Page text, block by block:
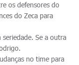
os defensores do
do Zeca para
Se a outra
no time para